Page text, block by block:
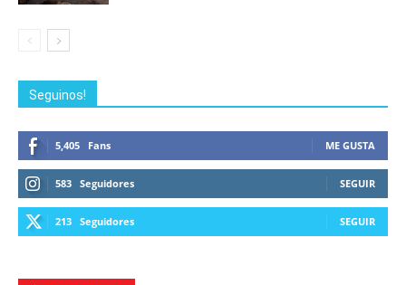
Seguinos!
5,405 Fans ME GUSTA
583 Seguidores SEGUIR
213 Seguidores SEGUIR